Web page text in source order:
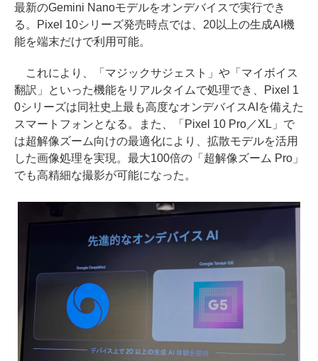
最新のGemini Nanoモデルをオンデバイスで実行でき
る。Pixel 10シリーズ発売時点では、20以上の生成AI機
能を端末だけで利用可能。
これにより、「マジックサジェスト」や「マイボイス
翻訳」といった機能をリアルタイムで処理でき、Pixel 1
0シリーズは同社史上最も高度なオンデバイスAIを備えた
スマートフォンとなる。また、「Pixel 10 Pro／XL」で
は超解像ズーム向けの最適化により、拡散モデルを活用
した画像処理を実現。最大100倍の「超解像ズーム Pro」
でも高精細な撮影が可能になった。